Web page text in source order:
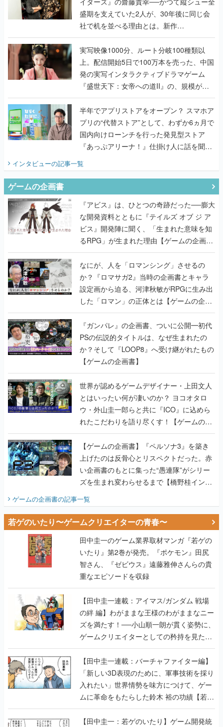
盛期を支えていた2人が、30年後に同じ会
社で机を並べる理由とは。新作
『TATSUJIN EXTREME』で初タッグを組
んだレジェンド2人に訊く開発秘話
実写映像1000分、ルート分岐100種類以
上。配信開始5日で100万本を売った、中国
発の実写インタラクティブドラマゲーム
『盛世天下：女帝への道II』の、規模が違
うこだわりをプロデューサーに聞いた
半年でアプリストアをオープン？ スマホア
プリの“代替ストア”として、わずか6ヵ月で
国内向けローンチを行った発見型ストア
『あっぷアリーナ！』仕掛け人に話を聞い
インタビューの記事一覧
ゲームの企画書
『アビス』は、ひとつの奇跡だった──膨大
な開発資料とともに『テイルズ オブ ジ ア
ビス』開発陣に聞く、「生まれた意味を知
るRPG」が生まれた理由【ゲームの企画
書】
なにが、人を「ロマンシング」させるの
か？『ロマサガ2』当時の企画書とキャラ
設定画から迫る、河津秋敏がRPGに生み出
した「ロマン」の正体とは【ゲームの企画
書】
『ガンパレ』の企画書、ついに公開━初代
PSの伝説的タイトルは、なぜ生まれたの
か？そして『LOOP8』へ受け継がれたもの
【ゲームの企画書】
世界が認めるゲームデザイナー・上田文人
とはいったい何が凄いのか？ ヨコオタロ
ウ・外山圭一郎らと共に『ICO』に込めら
れたこだわりを語り尽くす！【ゲームの企
画書】
【ゲームの企画書】『ペルソナ3』を築き
上げたのは反骨心とリスペクトだった。赤
い企画書のもとに集った“愚連隊”がシリー
ズを生まれ変わらせるまで【橋野桂インタ
ゲームの企画書の記事一覧
若ゲのいたり〜ゲームクリエイターの青春〜
田中圭一のゲーム業界取材マンガ『若ゲの
いたり』第2巻が発売。『ポケモン』田尻
智さん、『ゼビウス』遠藤雅伸さんらの貴
重なエピソードを収録
【田中圭一連載：アイマス/ガンダム 戦場
の絆 編】わがままな王様のわがままなニー
ズを満たす！──小山順一朗が貫く姿勢に、
ゲームクリエイターとしての矜持を見た
【若ゲのいたり最終回】
【田中圭一連載：バーチャファイター編】
「新しい3D表現のために、軍事技術を採り
入れたい」世界情勢を味方につけて、ゲー
ムに革命をもたらした鈴木 裕の功績【若ゲ
のいたり】
【田中圭一：若ゲのいたり】ゲーム開発統